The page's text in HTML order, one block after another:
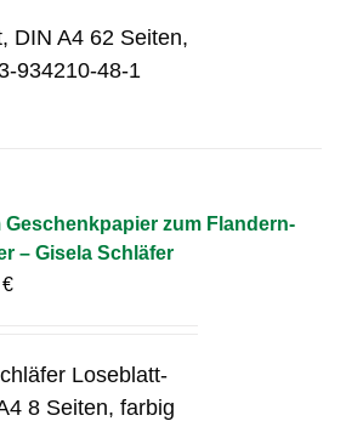
DIN A4 62 Seiten,
934210-48-1
Geschenkpapier zum Flandern-
– Gisela Schläfer
€
Loseblatt-
8 Seiten, farbig